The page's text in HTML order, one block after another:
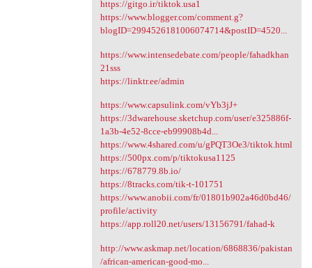
https://gitgo.ir/tiktok.usa1
https://www.blogger.com/comment.g?
blogID=2994526181006074714&postID=4520...
https://www.intensedebate.com/people/fahadkhan
21sss
https://linktr.ee/admin
https://www.capsulink.com/vYb3jJ+
https://3dwarehouse.sketchup.com/user/e325886f-
1a3b-4e52-8cce-eb99908b4d...
https://www.4shared.com/u/gPQT3Oe3/tiktok.html
https://500px.com/p/tiktokusa1125
https://678779.8b.io/
https://8tracks.com/tik-t-101751
https://www.anobii.com/fr/01801b902a46d0bd46/
profile/activity
https://app.roll20.net/users/13156791/fahad-k
http://www.askmap.net/location/6868836/pakistan
/african-american-good-mo...